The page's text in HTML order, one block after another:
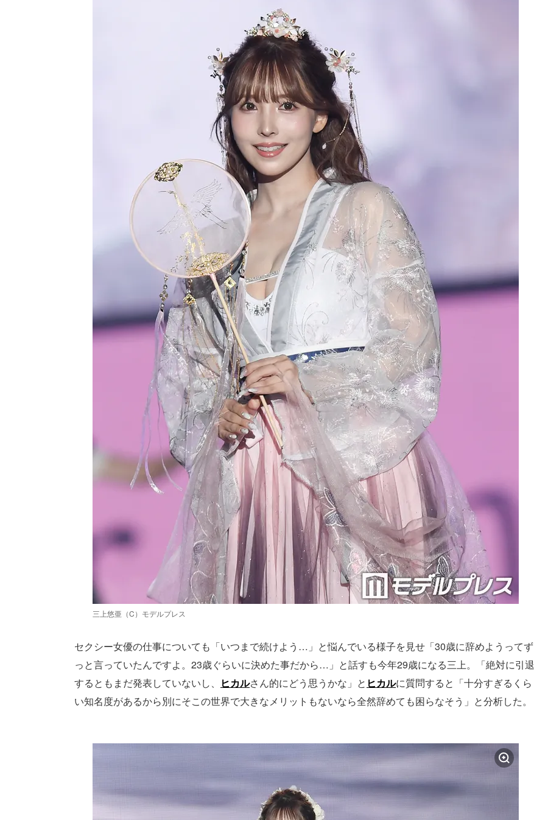
三上悠亜（C）モデルプレス
セクシー女優の仕事についても「いつまで続けよう…」と悩んでいる様子を見せ「30歳に辞めようってず
っと言っていたんですよ。23歳ぐらいに決めた事だから…」と話すも今年29歳になる三上。「絶対に引退
するともまだ発表していないし、
ヒカルさん的にどう思うかな」と ヒカルに質問すると「十分すぎるくら
い知名度があるから別にそこの世界で大きなメリットもないなら全然辞めても困らなそう」と分析した。